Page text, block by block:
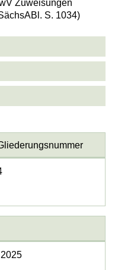
Zuweisungen
S. 1034)